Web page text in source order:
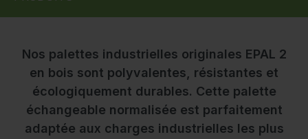
Nos palettes industrielles originales EPAL 2
en bois sont polyvalentes, résistantes et
écologiquement durables. Cette palette
échangeable normalisée est parfaitement
adaptée aux charges industrielles les plus